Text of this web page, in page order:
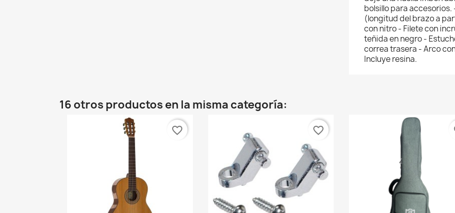
bolsillo para accesorios.
(longitud del brazo a
con nitro - Filete con
teñida en negro -
correa trasera - Arco
Incluye resina.
16 otros productos en la misma categoría:
favorite_border favorite_border